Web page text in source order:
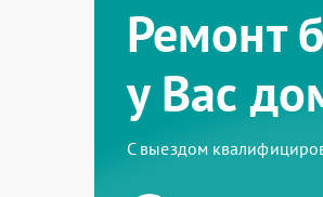
Ремонт
у Вас
С выездом